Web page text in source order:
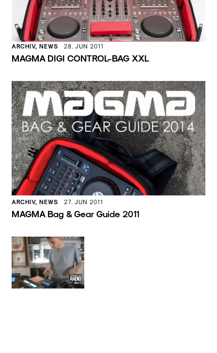
ARCHIV, NEWS 28. JUN 2011
MAGMA DIGI CONTROL-BAG XXL
ARCHIV, NEWS 27. JUN 2011
MAGMA Bag & Gear Guide 2011